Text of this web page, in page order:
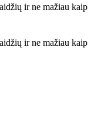
ir ne mažiau kaip
ir ne mažiau kaip